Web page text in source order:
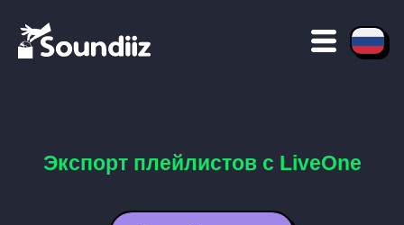
Экспорт плейлистов с LiveOne